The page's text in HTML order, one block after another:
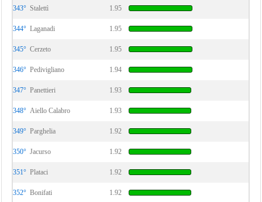
343° Stalettì 1.95
344° Laganadi 1.95
345° Cerzeto 1.95
346° Pedivigliano 1.94
347° Panettieri 1.93
348° Aiello Calabro 1.93
349° Parghelia 1.92
350° Jacurso 1.92
351° Plataci 1.92
352° Bonifati 1.92